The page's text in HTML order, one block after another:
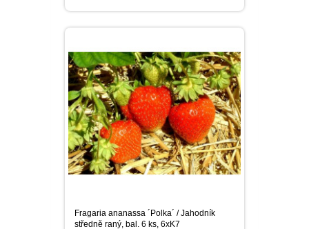
Fragaria ananassa ´Polka´ / Jahodník
středně raný, bal. 6 ks, 6xK7